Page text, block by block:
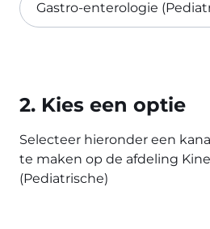
2. Kies een optie
Selecteer hieronder een
te maken op de afdeling
(Pediatrische)